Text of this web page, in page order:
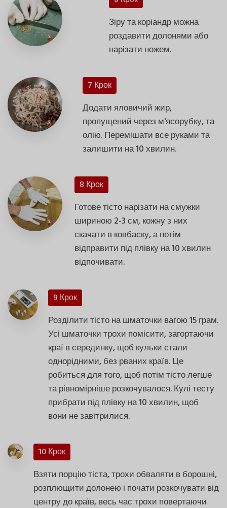
Зіру та коріандр можна
роздавити долонями або
нарізати ножем.
7 Крок
Додати яловичий жир,
пропущений через м'ясорубку, та
олію. Перемішати все руками та
залишити на 10 хвилин.
8 Крок
Готове тісто нарізати на смужки
шириною 2-3 см, кожну з них
скачати в ковбаску, а потім
відправити під плівку на 10 хвилин
відпочивати.
9 Крок
Розділити тісто на шматочки вагою 15 грам.
Усі шматочки трохи помісити, загортаючи
краї в серединку, щоб кульки стали
однорідними, без рваних країв. Це
робиться для того, щоб потім тісто легше
та рівномірніше розкочувалося. Кулі тесту
прибрати під плівку на 10 хвилин, щоб
вони не завітрилися.
10 Крок
Взяти порцію тіста, трохи обваляти в борошні,
розплющити долонею і почати розкочувати від
центру до країв, весь час трохи повертаючи